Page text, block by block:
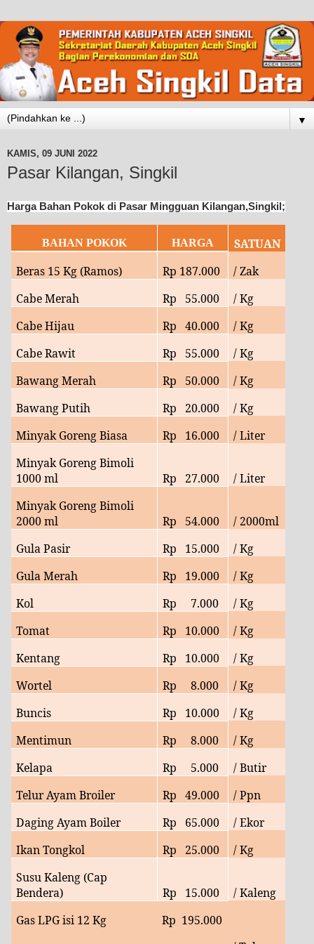
▼
KAMIS, 09 JUNI 2022
Pasar Kilangan, Singkil
Harga Bahan Pokok di Pasar Mingguan Kilangan,Singkil;
BAHAN POKOK HARGA
SATUAN
Beras 15 Kg (Ramos)
Rp 187.000
/ Zak
Cabe Merah
Rp 55.000
/ Kg
Cabe Hijau
Rp 40.000
/ Kg
Cabe Rawit
Rp 55.000
/ Kg
Bawang Merah
Rp 50.000
/ Kg
Bawang Putih
Rp 20.000
/ Kg
Minyak Goreng Biasa
Rp 16.000
/ Liter
Minyak Goreng Bimoli
1000 ml
Rp 27.000
/ Liter
Minyak Goreng Bimoli
2000 ml
Rp 54.000
/ 2000ml
Gula Pasir
Rp 15.000
/ Kg
Gula Merah
Rp 19.000
/ Kg
Kol
Rp 7.000
/ Kg
Tomat
Rp 10.000
/ Kg
Kentang
Rp 10.000
/ Kg
Wortel
Rp 8.000
/ Kg
Buncis
Rp 10.000
/ Kg
Mentimun
Rp 8.000
/ Kg
Kelapa
Rp 5.000
/ Butir
Telur Ayam Broiler
Rp 49.000
/ Ppn
Daging Ayam Boiler
Rp 65.000
/ Ekor
Ikan Tongkol
Rp 25.000
/ Kg
Susu Kaleng (Cap
Bendera)
Rp 15.000
/ Kaleng
Gas LPG isi 12 Kg
Rp 195.000